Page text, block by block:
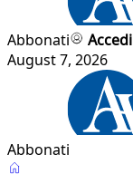
Abbonati
Accedi
August 7, 2026
Abbonati